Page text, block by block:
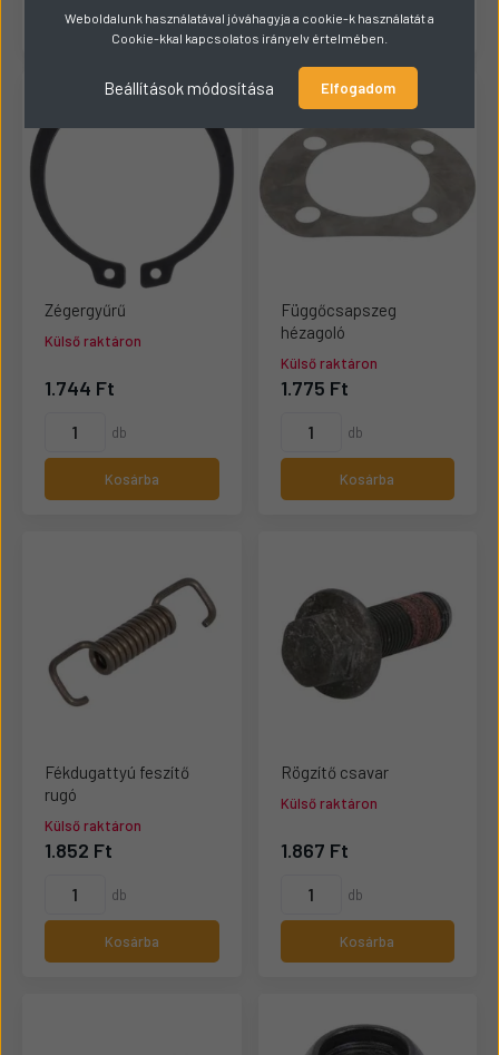
Kosárba Kosárba
Zégergyűrű
Külső raktáron
1.744 Ft
db
Kosárba
Függőcsapszeg
hézagoló
Külső raktáron
1.775 Ft
db
Kosárba
Fékdugattyú feszítő
rugó
Külső raktáron
1.852 Ft
db
Kosárba
Rögzítő csavar
Külső raktáron
1.867 Ft
db
Kosárba
Weboldalunk használatával jóváhagyja a cookie-k használatát a
Cookie-kkal kapcsolatos irányelv értelmében.
Beállítások módosítása Elfogadom